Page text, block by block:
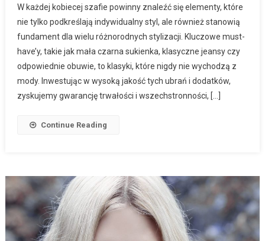
W każdej kobiecej szafie powinny znaleźć się elementy, które
nie tylko podkreślają indywidualny styl, ale również stanowią
fundament dla wielu różnorodnych stylizacji. Kluczowe must-
have’y, takie jak mała czarna sukienka, klasyczne jeansy czy
odpowiednie obuwie, to klasyki, które nigdy nie wychodzą z
mody. Inwestując w wysoką jakość tych ubrań i dodatków,
zyskujemy gwarancję trwałości i wszechstronności, […]
Continue Reading